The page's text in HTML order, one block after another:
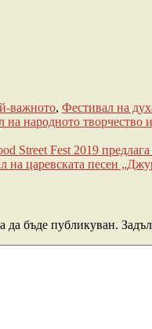
важното, Фестивал на
на народното
Street Fest 2019
на царевската песен
да бъде публикуван.